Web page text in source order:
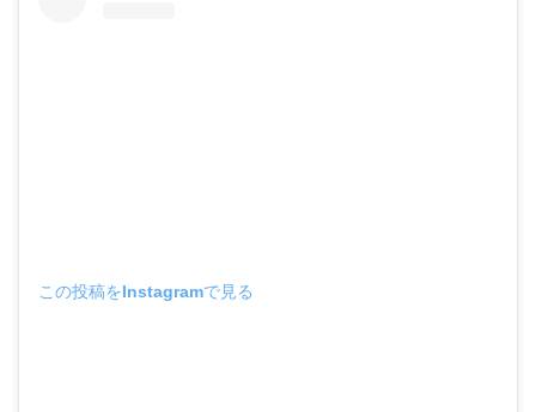
この投稿をInstagramで見る